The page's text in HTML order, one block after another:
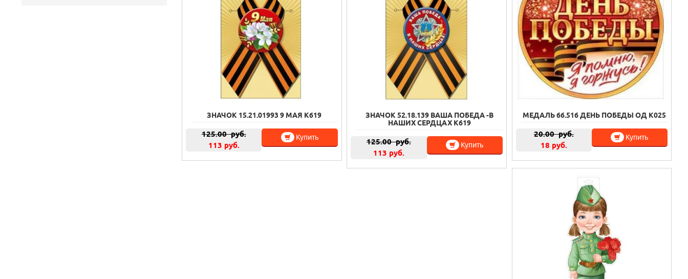
ЗНАЧОК 15.21.01993 9 МАЯ К619
125.00руб.
113 руб.
Купить
ЗНАЧОК 52.18.139 ВАША ПОБЕДА -В
НАШИХ СЕРДЦАХ К619
125.00руб.
113 руб.
Купить
МЕДАЛЬ 66.516 ДЕНЬ ПОБЕДЫ ОД К025
20.00руб.
18 руб.
Купить